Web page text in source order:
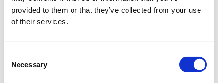
provided to them or that they’ve collected from your use
of their services.
Selection
Necessary
ή παρακολούθηση του σεμιναρίου How to
become a front end developer
Βασικά Σημεία
- Εισαγωγή στη JavaScript (τι είναι, που
χρησιμοποιείται, τι μπορώ να κάνω με αυτή)